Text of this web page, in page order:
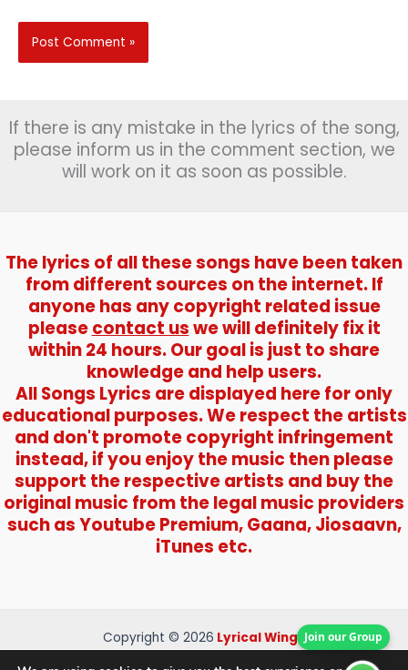
If there is any mistake in the lyrics of the song,
please inform us in the comment section, we
will work on it as soon as possible.
The lyrics of all these songs have been taken
from different sources on the internet. If
anyone has any copyright related issue
pleasecontact uswe will definitely fix it
within 24 hours. Our goal is just to share
knowledge and help users.
All Songs Lyrics are displayed here for only
educational purposes. We respect the artists
and don't promote copyright infringement
instead, if you enjoy the music then please
support the respective artists and buy the
original music from the legal music providers
such as Youtube Premium, Gaana, Jiosaavn,
iTunes etc.
Copyright © 2026 Lyrical WingsJoin our Group